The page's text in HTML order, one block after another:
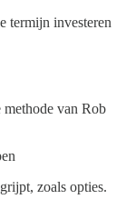
termijn investeren
methode van Rob
zoals opties.